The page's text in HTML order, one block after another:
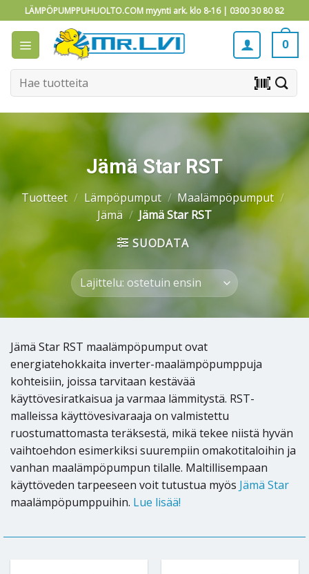
to
content
LÄMPÖPUMPPUHUOLTO.COM myynti ark. klo 8-16 | 0300 30 80 82
0
Etsi: barcode_scanner
Jämä Star RST
Tuotteet / Lämpöpumput / Maalämpöpumput /
Jämä / Jämä Star RST
SUODATA
Jämä Star RST maalämpöpumput ovat
energiatehokkaita inverter-maalämpöpumppuja
kohteisiin, joissa tarvitaan kestävää
käyttövesiratkaisua ja varmaa lämmitystä. RST-
malleissa käyttövesivaraaja on valmistettu
ruostumattomasta teräksestä, mikä tekee niistä hyvän
vaihtoehdon esimerkiksi suurempiin omakotitaloihin ja
vanhan maalämpöpumpun tilalle. Maltillisempaan
käyttöveden tarpeeseen voit tutustua myös Jämä Star
maalämpöpumppuihin. Lue lisää!